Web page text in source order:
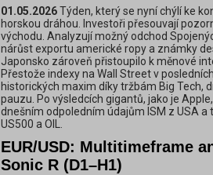
01.05.2026Týden, který se nyní chýlí ke
horskou dráhou. Investoři přesouvají
východu. Analyzují možný odchod
nárůst exportu americké ropy a známky
Japonsko zároveň přistoupilo k měnové
Přestože indexy na Wall Street v
historických maxim díky tržbám Big Tech,
pauzu. Po výsledcích gigantů, jako je
dnešním odpoledním údajům ISM z USA a
US500 a OIL.
EUR/USD: Multitimeframe
Sonic R (D1–H1)